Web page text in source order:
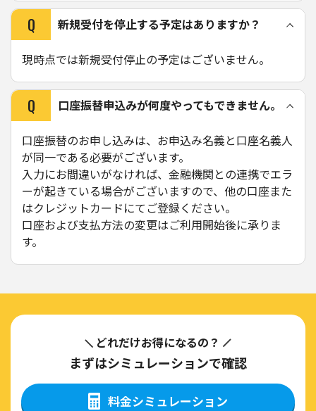
Q 新規受付を停止する予定はありますか？
現時点では新規受付停止の予定はございません。
Q 口座振替申込みが何度やってもできません。
口座振替のお申し込みは、お申込み名義と口座名義人
が同一である必要がございます。
入力にお間違いがなければ、金融機関との連携でエラ
ーが起きている場合がございますので、他の口座また
はクレジットカードにてご登録ください。
口座および支払方法の変更はご利用開始後に承りま
す。
どれだけお得になるの？
まずはシミュレーションで確認
料金シミュレーション